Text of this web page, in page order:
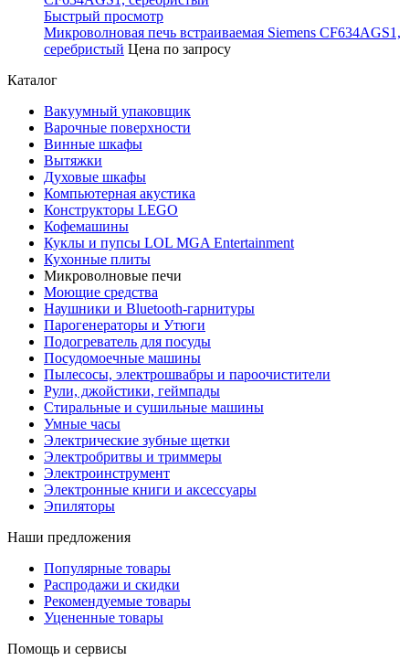
Быстрый просмотр
Микроволновая печь встраиваемая Siemens CF634AGS1,
серебристый Цена по запросу
Каталог
Вакуумный упаковщик
Варочные поверхности
Винные шкафы
Вытяжки
Духовые шкафы
Компьютерная акустика
Конструкторы LEGO
Кофемашины
Куклы и пупсы LOL MGA Entertainment
Кухонные плиты
Микроволновые печи
Моющие средства
Наушники и Bluetooth-гарнитуры
Парогенераторы и Утюги
Подогреватель для посуды
Посудомоечные машины
Пылесосы, электрошвабры и пароочистители
Рули, джойстики, геймпады
Стиральные и сушильные машины
Умные часы
Электрические зубные щетки
Электробритвы и триммеры
Электроинструмент
Электронные книги и аксессуары
Эпиляторы
Наши предложения
Популярные товары
Распродажи и скидки
Рекомендуемые товары
Уцененные товары
Помощь и сервисы